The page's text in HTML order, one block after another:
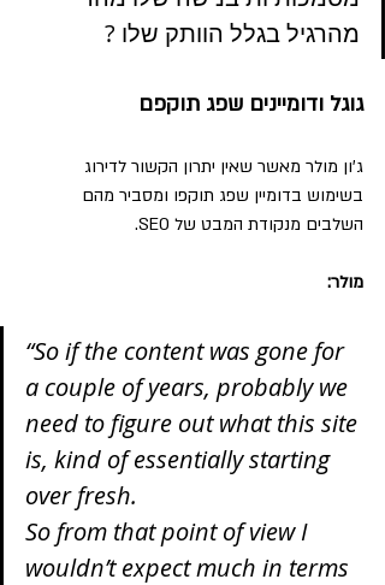
מהרגיל בגלל הוותק שלו ?
גוגל ודומיינים שפג תוקפם
ג'ון מולר מאשר שאין יתרון הקשור לדירוג
בשימוש בדומיין שפג תוקפו ומסביר מהם
השלבים מנקודת המבט של SEO.
מולר:
“So if the content was gone for
a couple of years, probably we
need to figure out what this site
is, kind of essentially starting
over fresh.
So from that point of view I
wouldn’t expect much in terms